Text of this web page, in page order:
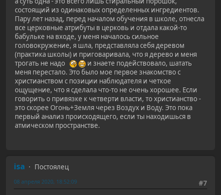
состоящий из одинаковых определенных ингредиентов.
Пару лет назад, перед началом обучения в школе, отнесла
все церковные атрибуты в церковь и отдала какой-то
бабульке на входе, у меня началось сильное
головокружение, я шла, представляла себя деревом
(практика школы) и приговаривала, что я дерево и меня
трогать не надо
и знаете подействовало, шатать
меня перестало. Это было мое первое знакомство с
христианством с позиции наблюдателя и четкое
ощущение, что я сделала что-то не очень хорошее. Если
говорить о привязке к четверти власти, то христианство -
это скорее Огонь+Земля через Воздух и Воду. Это пока
первый анализ происходящего, если ты находишься в
атмическом пространстве.
isa
Постоялец
#7
08 апреля 2020, 18:52:09